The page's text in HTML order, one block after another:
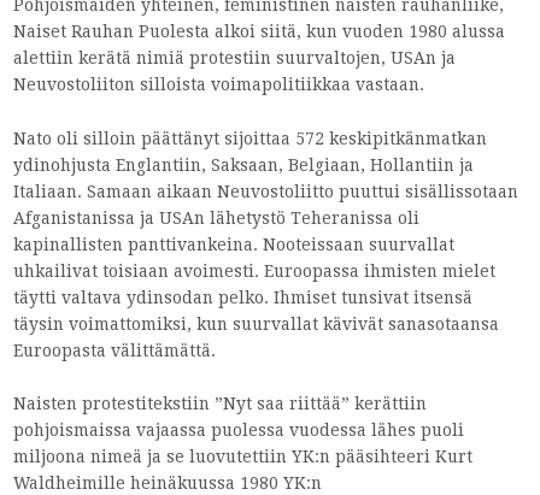
Pohjoismaiden yhteinen, feministinen naisten rauhanliike,
Naiset Rauhan Puolesta alkoi siitä, kun vuoden 1980 alussa
alettiin kerätä nimiä protestiin suurvaltojen, USAn ja
Neuvostoliiton silloista voimapolitiikkaa vastaan.
Nato oli silloin päättänyt sijoittaa 572 keskipitkänmatkan
ydinohjusta Englantiin, Saksaan, Belgiaan, Hollantiin ja
Italiaan. Samaan aikaan Neuvostoliitto puuttui sisällissotaan
Afganistanissa ja USAn lähetystö Teheranissa oli
kapinallisten panttivankeina. Nooteissaan suurvallat
uhkailivat toisiaan avoimesti. Euroopassa ihmisten mielet
täytti valtava ydinsodan pelko. Ihmiset tunsivat itsensä
täysin voimattomiksi, kun suurvallat kävivät sanasotaansa
Euroopasta välittämättä.
Naisten protestitekstiin ”Nyt saa riittää” kerättiin
pohjoismaissa vajaassa puolessa vuodessa lähes puoli
miljoona nimeä ja se luovutettiin YK:n pääsihteeri Kurt
Waldheimille heinäkuussa 1980 YK:n